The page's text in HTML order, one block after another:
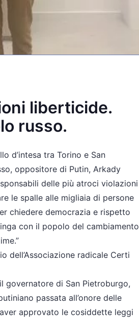
liberticide.
russo.
d’intesa tra Torino e San
oppositore di Putin, Arkady
delle più atroci violazioni
le spalle alle migliaia di persone
chiedere democrazia e rispetto
con il popolo del cambiamento
dell’Associazione radicale Certi
governatore di San Pietroburgo,
passata all’onore delle
approvato le cosiddette leggi